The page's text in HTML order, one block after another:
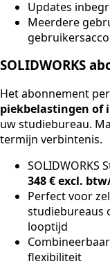
Updates
Meerdere
SOLIDWORKS
Het abonnement
piekbelastingen of
uw studiebureau.
termijn verbintenis.
348 € excl.
Perfect voor
studiebureaus
looptijd
flexibiliteit